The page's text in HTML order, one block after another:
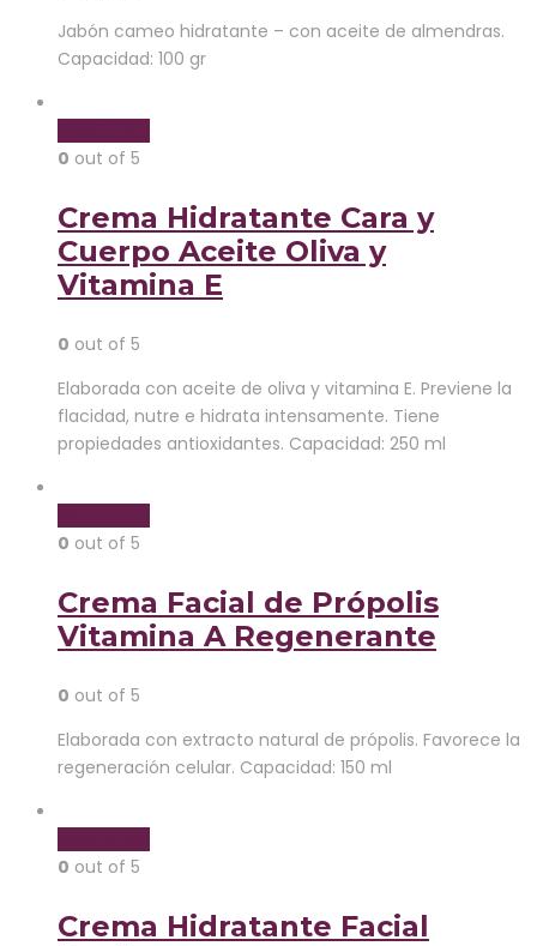
Jabón cameo hidratante – con aceite de almendras.
Capacidad: 100 gr
0 out of 5
Crema Hidratante Cara y
Cuerpo Aceite Oliva y
Vitamina E
0 out of 5
Elaborada con aceite de oliva y vitamina E. Previene la
flacidad, nutre e hidrata intensamente. Tiene
propiedades antioxidantes. Capacidad: 250 ml
0 out of 5
Crema Facial de Própolis
Vitamina A Regenerante
0 out of 5
Elaborada con extracto natural de própolis. Favorece la
regeneración celular. Capacidad: 150 ml
0 out of 5
Crema Hidratante Facial